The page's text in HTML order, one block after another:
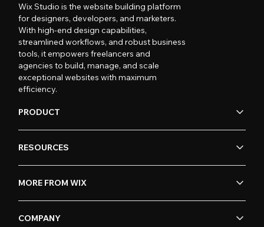
Wix Studio is the website building platform
for designers, developers, and marketers.
With high-end design capabilities,
streamlined workflows, and robust business
tools, it empowers freelancers and
agencies to build, manage, and scale
exceptional websites with maximum
efficiency.
PRODUCT
RESOURCES
MORE FROM WIX
COMPANY